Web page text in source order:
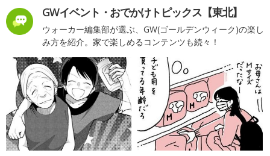
GWイベント・おでかけトピックス【東北】
ウォーカー編集部が選ぶ、GW(ゴールデンウィーク)の楽し
み方を紹介。家で楽しめるコンテンツも続々！